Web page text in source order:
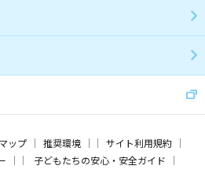
ップ 推奨環境
サイト利用規約
子どもたちの安心・安全ガイド